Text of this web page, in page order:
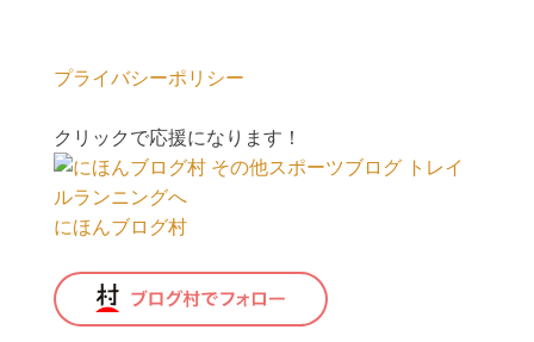
プライバシーポリシー
クリックで応援になります！
にほんブログ村